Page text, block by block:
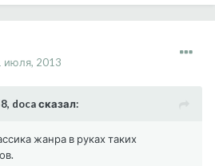
июля, 2013
doca сказал:
жанра в руках таких